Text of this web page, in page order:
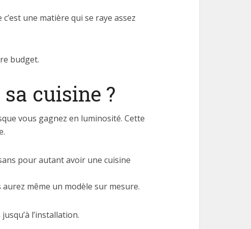
une matière qui se raye assez
budget.
cuisine ?
vous gagnez en luminosité. Cette
pour autant avoir une cuisine
même un modèle sur mesure.
l’installation.